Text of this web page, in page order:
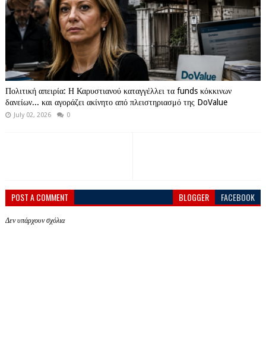
Πολιτική απειρία: Η Καρυστιανού καταγγέλλει τα funds κόκκινων
δανείων... και αγοράζει ακίνητο από πλειστηριασμό της DoValue
July 02, 2026 0
POST A COMMENT BLOGGER FACEBOOK
Δεν υπάρχουν σχόλια